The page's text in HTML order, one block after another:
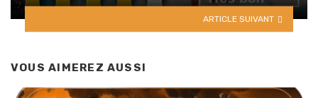
ARTICLE SUIVANT
VOUS AIMEREZ AUSSI